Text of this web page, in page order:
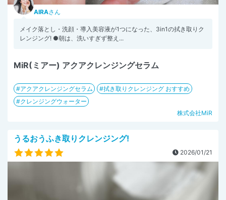
AIRAさん
メイク落とし・洗顔・導入美容液が1つになった、3in1の拭き取りク
レンジング! ●朝は、洗いすぎず整え...
MiR(ミアー) アクアクレンジングセラム
アクアクレンジングセラム
拭き取りクレンジング おすすめ
クレンジングウォーター
株式会社MiR
うるおうふき取りクレンジング!
2026/01/21